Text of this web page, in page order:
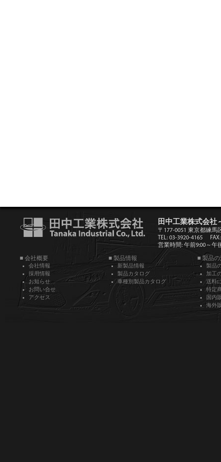
田中工業株式会社
〒177-0051 東京都練馬
TEL: 03-3920-4165
営業時間: 午前9:00～午
■ 会社概要
会社情報
採用情報
お知らせ
お問い合せ
アクセス
■ 製品情報
新製品情報
製品カタログ
車種別製品カタログ
■ 製品
製品
加工
送料
特定
国内
海外